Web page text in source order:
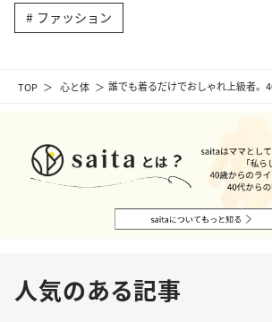
TOP 心と体 誰でも着るだけでおしゃれ上級者。
ファッション
人気のある記事